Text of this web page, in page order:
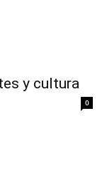
y cultura
0